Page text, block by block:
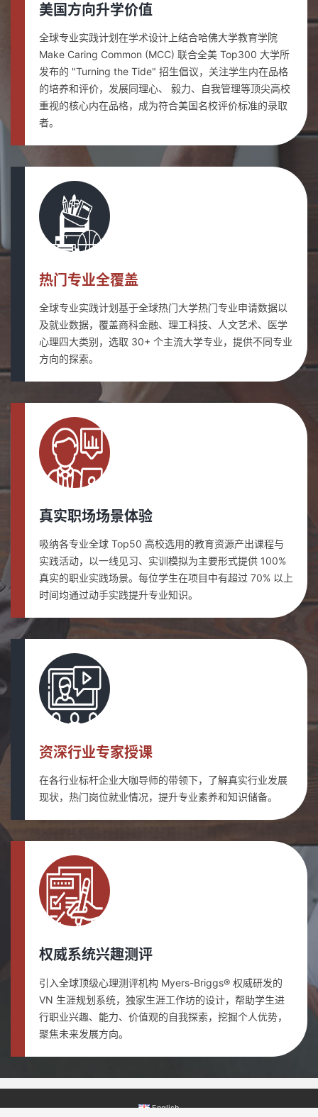
美国方向升学价值
全球专业实践计划在学术设计上结合哈佛大学教育学院
Make Caring Common (MCC) 联合全美 Top300 大学所
发布的 "Turning the Tide" 招生倡议，关注学生内在品格
的培养和评价，发展同理心、 毅力、自我管理等顶尖高校
重视的核心内在品格，成为符合美国名校评价标准的录取
者。
热门专业全覆盖
全球专业实践计划基于全球热门大学热门专业申请数据以
及就业数据，覆盖商科金融、理工科技、人文艺术、医学
心理四大类别，选取 30+ 个主流大学专业，提供不同专业
方向的探索。
真实职场场景体验
吸纳各专业全球 Top50 高校选用的教育资源产出课程与
实践活动，以一线见习、实训模拟为主要形式提供 100%
真实的职业实践场景。每位学生在项目中有超过 70% 以上
时间均通过动手实践提升专业知识。
资深行业专家授课
在各行业标杆企业大咖导师的带领下，了解真实行业发展
现状，热门岗位就业情况，提升专业素养和知识储备。
权威系统兴趣测评
引入全球顶级心理测评机构 Myers-Briggs® 权威研发的
VN 生涯规划系统，独家生涯工作坊的设计，帮助学生进
行职业兴趣、能力、价值观的自我探索，挖掘个人优势，
聚焦未来发展方向。
English